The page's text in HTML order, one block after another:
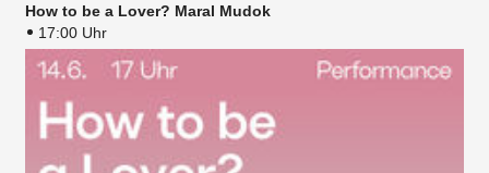
How to be a Lover? Maral Mudok
17:00 Uhr